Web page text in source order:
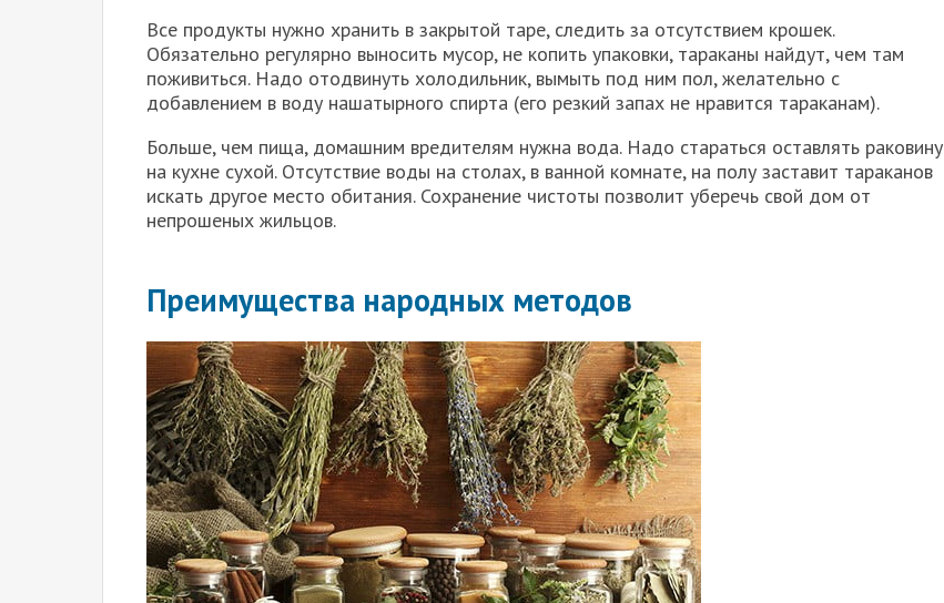
Все продукты нужно хранить в закрытой таре, следить за отсутствием крошек.
Обязательно регулярно выносить мусор, не копить упаковки, тараканы найдут, чем там
поживиться. Надо отодвинуть холодильник, вымыть под ним пол, желательно с
добавлением в воду нашатырного спирта (его резкий запах не нравится тараканам).
Больше, чем пища, домашним вредителям нужна вода. Надо стараться оставлять раковину
на кухне сухой. Отсутствие воды на столах, в ванной комнате, на полу заставит тараканов
искать другое место обитания. Сохранение чистоты позволит уберечь свой дом от
непрошеных жильцов.
Преимущества народных методов